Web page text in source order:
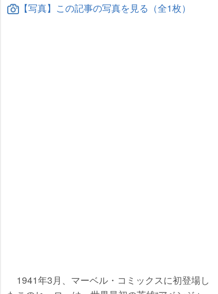
【写真】この記事の写真を見る（全1枚）
1941年3月、マーベル・コミックスに初登場し